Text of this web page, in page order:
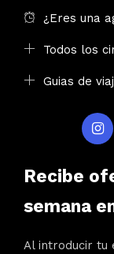
¿Eres una
Todos los
Guias de
Recibe
semana
Al introducir tu